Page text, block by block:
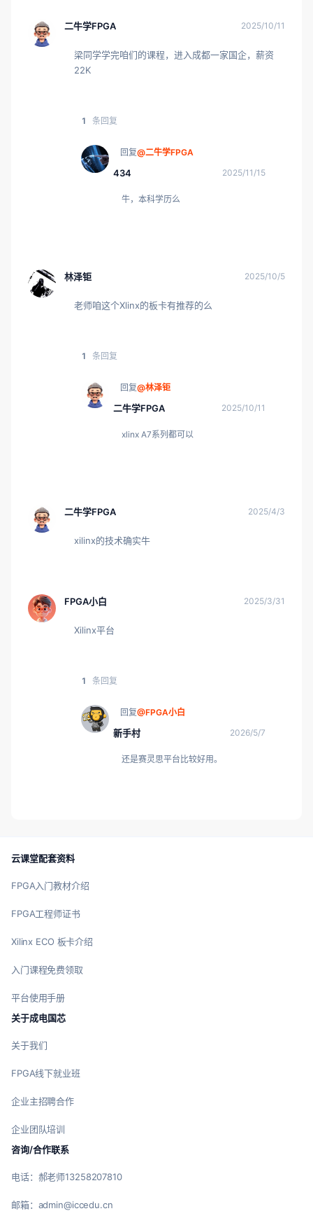
二牛学FPGA 2025/10/11
梁同学学完咱们的课程，进入成都一家国企，薪资
22K
1 条回复
回复@二牛学FPGA
434 2025/11/15
牛，本科学历么
林泽钜 2025/10/5
老师咱这个Xlinx的板卡有推荐的么
1 条回复
回复@林泽钜
二牛学FPGA 2025/10/11
xlinx A7系列都可以
二牛学FPGA 2025/4/3
xilinx的技术确实牛
FPGA小白 2025/3/31
Xilinx平台
1 条回复
回复@FPGA小白
新手村 2026/5/7
还是赛灵思平台比较好用。
云课堂配套资料
FPGA入门教材介绍
FPGA工程师证书
Xilinx ECO 板卡介绍
入门课程免费领取
平台使用手册
关于成电国芯
关于我们
FPGA线下就业班
企业主招聘合作
企业团队培训
咨询/合作联系
电话：郝老师13258207810
邮箱：admin@iccedu.cn